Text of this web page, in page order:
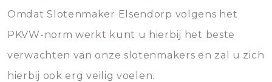
Omdat Slotenmaker Elsendorp volgens het
PKVW-norm werkt kunt u hierbij het beste
verwachten van onze slotenmakers en zal u zich
hierbij ook erg veilig voelen.